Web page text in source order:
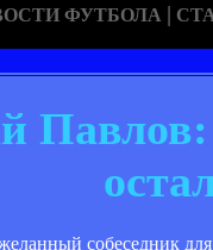
ФУТБОЛА |
Павлов:
собеседник